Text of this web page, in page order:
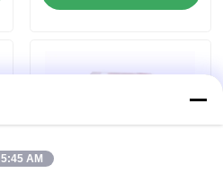
5:45 AM